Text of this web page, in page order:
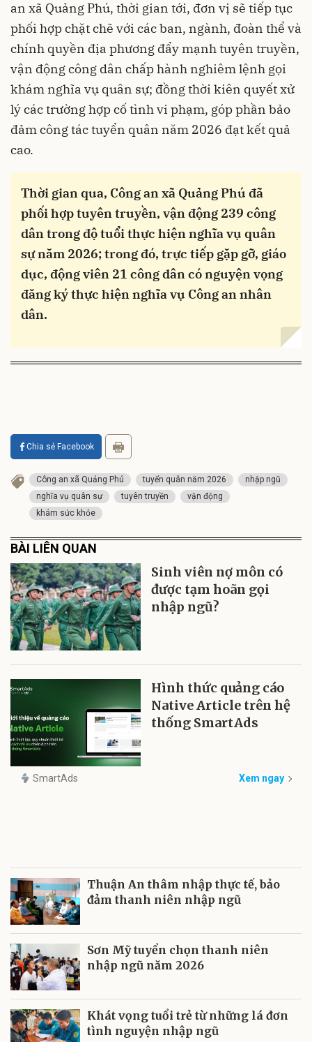
an xã Quảng Phú, thời gian tới, đơn vị sẽ tiếp tục
phối hợp chặt chẽ với các ban, ngành, đoàn thể và
chính quyền địa phương đẩy mạnh tuyên truyền,
vận động công dân chấp hành nghiêm lệnh gọi
khám nghĩa vụ quân sự; đồng thời kiên quyết xử
lý các trường hợp cố tình vi phạm, góp phần bảo
đảm công tác tuyển quân năm 2026 đạt kết quả
cao.
Thời gian qua, Công an xã Quảng Phú đã
phối hợp tuyên truyền, vận động 239 công
dân trong độ tuổi thực hiện nghĩa vụ quân
sự năm 2026; trong đó, trực tiếp gặp gỡ, giáo
dục, động viên 21 công dân có nguyện vọng
đăng ký thực hiện nghĩa vụ Công an nhân
dân.
Chia sẻ Facebook
Công an xã Quảng Phú tuyển quân năm 2026
nhập ngũ
nghĩa vụ quân sự
tuyên truyền
vận động
khám sức khỏe
BÀI LIÊN QUAN
Sinh viên nợ môn có
được tạm hoãn gọi
nhập ngũ?
Hình thức quảng cáo
Native Article trên hệ
thống SmartAds
SmartAds Xem ngay
Thuận An thâm nhập thực tế, bảo
đảm thanh niên nhập ngũ
Sơn Mỹ tuyển chọn thanh niên
nhập ngũ năm 2026
Khát vọng tuổi trẻ từ những lá đơn
tình nguyện nhập ngũ